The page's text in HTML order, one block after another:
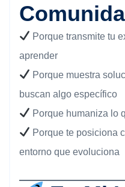
Porque transmite tu
aprender
Porque muestra
buscan algo específico
Porque humaniza lo
Porque te posiciona
entorno que evoluciona